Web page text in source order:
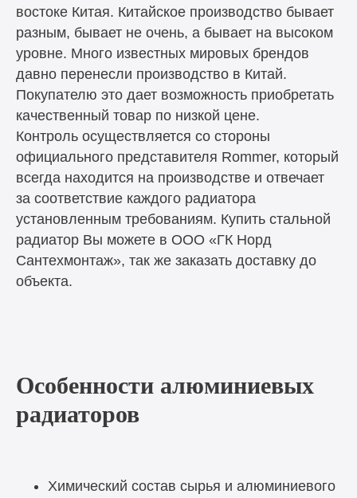
востоке Китая. Китайское производство бывает
разным, бывает не очень, а бывает на высоком
уровне. Много известных мировых брендов
давно перенесли производство в Китай.
Покупателю это дает возможность приобретать
качественный товар по низкой цене.
Контроль осуществляется со стороны
официального представителя Rommer, который
всегда находится на производстве и отвечает
за соответствие каждого радиатора
установленным требованиям. Купить стальной
радиатор Вы можете в ООО «ГК Норд
Сантехмонтаж», так же заказать доставку до
объекта.
Особенности алюминиевых
радиаторов
Химический состав сырья и алюминиевого